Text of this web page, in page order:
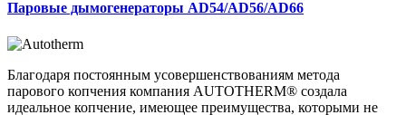
Паровые дымогенераторы AD54/AD56/AD66
Благодаря постоянным усовершенствованиям метода
парового копчения компания AUTOTHERM® создала
идеальное копчение, имеющее преимущества, которыми не